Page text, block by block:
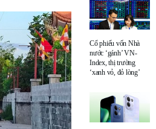
Cổ phiếu vốn Nhà
nước ‘gánh’ VN-
Index, thị trường
‘xanh vỏ, đỏ lòng’